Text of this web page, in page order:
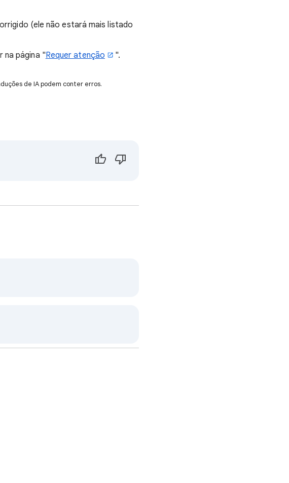
(ele não estará mais listado
na página "Requer atenção ".
de IA podem conter erros.